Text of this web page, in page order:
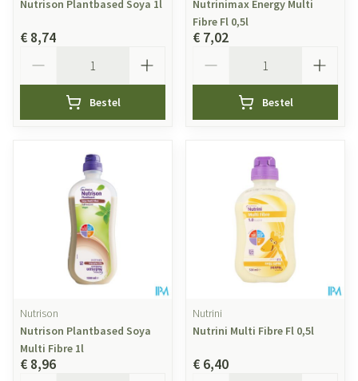
Nutrison Plantbased Soya 1l
€ 8,74
Bestel
Nutrinimax Energy Multi
Fibre Fl 0,5l
€ 7,02
Bestel
Nutrison
Nutrison Plantbased Soya
Multi Fibre 1l
€ 8,96
Nutrini
Nutrini Multi Fibre Fl 0,5l
€ 6,40